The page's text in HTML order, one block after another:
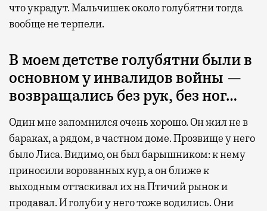
что украдут. Мальчишек около голубятни тогда
вообще не терпели.
В моем детстве голубятни были в
основном у инвалидов войны —
возвращались без рук, без ног…
Один мне запомнился очень хорошо. Он жил не в
бараках, а рядом, в частном доме. Прозвище у него
было Лиса. Видимо, он был барышником: к нему
приносили ворованных кур, а он ближе к
выходным оттаскивал их на Птичий рынок и
продавал. И голуби у него тоже водились. Они